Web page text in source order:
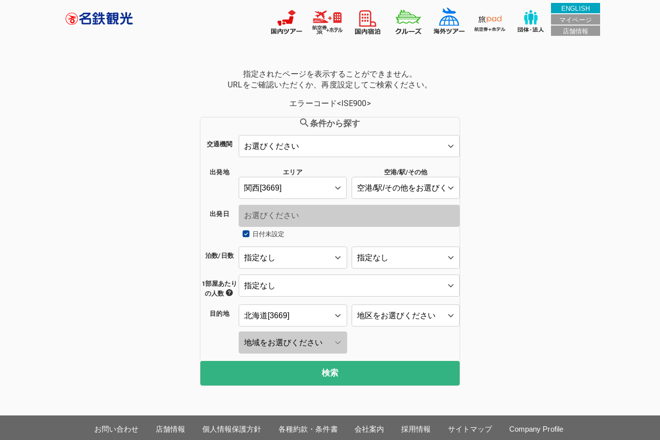
ENGLISH
マイページ
店舗情報
指定されたページを表示することができません。
URLをご確認いただくか、再度設定してご検索ください。
エラーコード<ISE900>
条件から探す
交通機関
出発地 エリア 空港/駅/その他
出発日
日付未設定
泊数/日数
1部屋あたり
の人数
目的地
検索
お問い合わせ 店舗情報 個人情報保護方針 各種約款・条件書 会社案内 採用情報 サイトマップ Company Profile